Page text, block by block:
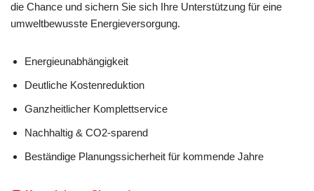
die Chance und sichern Sie sich Ihre Unterstützung für eine
umweltbewusste Energieversorgung.
Energieunabhängigkeit
Deutliche Kostenreduktion
Ganzheitlicher Komplettservice
Nachhaltig & CO2-sparend
Beständige Planungssicherheit für kommende Jahre